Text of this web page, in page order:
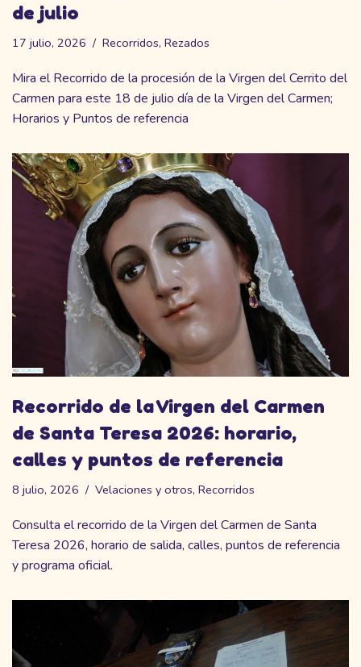
de julio
17 julio, 2026 Recorridos, Rezados
Mira el Recorrido de la procesión de la Virgen del Cerrito del
Carmen para este 18 de julio día de la Virgen del Carmen;
Horarios y Puntos de referencia
Recorrido de la Virgen del Carmen
de Santa Teresa 2026: horario,
calles y puntos de referencia
8 julio, 2026 Velaciones y otros, Recorridos
Consulta el recorrido de la Virgen del Carmen de Santa
Teresa 2026, horario de salida, calles, puntos de referencia
y programa oficial.